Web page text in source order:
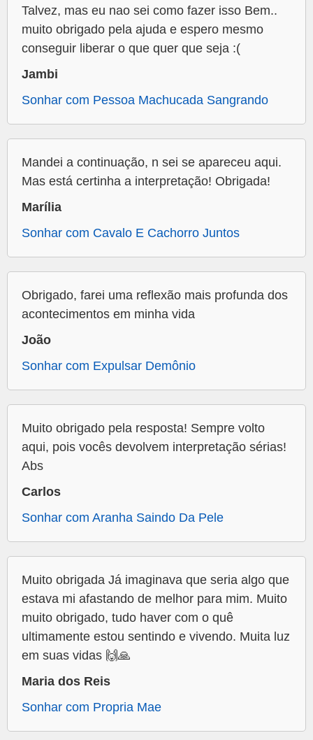
Talvez, mas eu nao sei como fazer isso Bem..
muito obrigado pela ajuda e espero mesmo
conseguir liberar o que quer que seja :(
Jambi
Sonhar com Pessoa Machucada Sangrando
Mandei a continuação, n sei se apareceu aqui.
Mas está certinha a interpretação! Obrigada!
Marília
Sonhar com Cavalo E Cachorro Juntos
Obrigado, farei uma reflexão mais profunda dos
acontecimentos em minha vida
João
Sonhar com Expulsar Demônio
Muito obrigado pela resposta! Sempre volto
aqui, pois vocês devolvem interpretação sérias!
Abs
Carlos
Sonhar com Aranha Saindo Da Pele
Muito obrigada Já imaginava que seria algo que
estava mi afastando de melhor para mim. Muito
muito obrigado, tudo haver com o quê
ultimamente estou sentindo e vivendo. Muita luz
em suas vidas 🙌🙏
Maria dos Reis
Sonhar com Propria Mae